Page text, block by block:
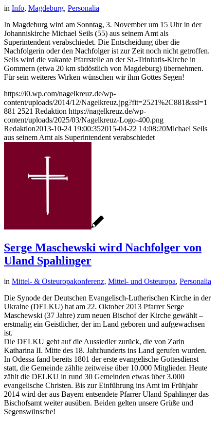
in Info, Magdeburg, Personalia
In Magdeburg wird am Sonntag, 3. November um 15 Uhr in der
Johanniskirche Michael Seils (55) aus seinem Amt als
Superintendent verabschiedet. Die Entscheidung über die
Nachfolgerin oder den Nachfolger ist zur Zeit noch nicht getroffen.
Seils wird die vakante Pfarrstelle an der St.-Trinitatis-Kirche in
Gommern (etwa 20 km südöstlich von Magdeburg) übernehmen.
Für sein weiteres Wirken wünschen wir ihm Gottes Segen!
https://i0.wp.com/nagelkreuz.de/wp-
content/uploads/2014/12/Nagelkreuz.jpg?fit=2521%2C881&ssl=1
881 2521 Redaktion https://nagelkreuz.de/wp-
content/uploads/2025/03/Nagelkreuz-Logo-400.png
Redaktion2013-10-24 19:00:352015-04-22 14:08:20Michael Seils
aus seinem Amt als Superintendent verabschiedet
Serge Maschewski wird Nachfolger von
Uland Spahlinger
in Mittel- & Osteuropakonferenz, Mittel- und Osteuropa, Personalia
Die Synode der Deutschen Evangelisch-Lutherischen Kirche in der
Ukraine (DELKU) hat am 22. Oktober 2013 Pfarrer Serge
Maschewski (37 Jahre) zum neuen Bischof der Kirche gewählt –
erstmalig ein Geistlicher, der im Land geboren und aufgewachsen
ist.
Die DELKU geht auf die Aussiedler zurück, die von Zarin
Katharina II. Mitte des 18. Jahrhunderts ins Land gerufen wurden.
In Odessa fand bereits 1801 der erste evangelische Gottesdienst
statt, die Gemeinde zählte zeitweise über 10.000 Mitglieder. Heute
zählt die DELKU in rund 30 Gemeinden etwas über 3.000
evangelische Christen. Bis zur Einführung ins Amt im Frühjahr
2014 wird der aus Bayern entsendete Pfarrer Uland Spahlinger das
Bischofsamt weiter ausüben. Beiden gelten unsere Grüße und
Segenswünsche!